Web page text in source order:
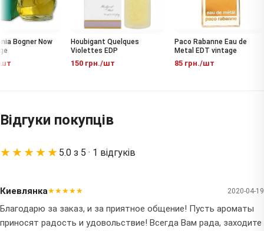
Bogner Now
Houbigant Quelques
Violettes EDP
150 грн./шт
Paco Rabanne Eau de
Metal EDT vintage
85 грн./шт
Відгуки покупців
★★★★★ 5.0 з 5 · 1 відгуків
Киевлянка★★★★★ 2020-04-19
Благодарю за заказ, и за приятное общение! Пусть ароматы
приносят радость и удовольствие! Всегда Вам рада, заходите